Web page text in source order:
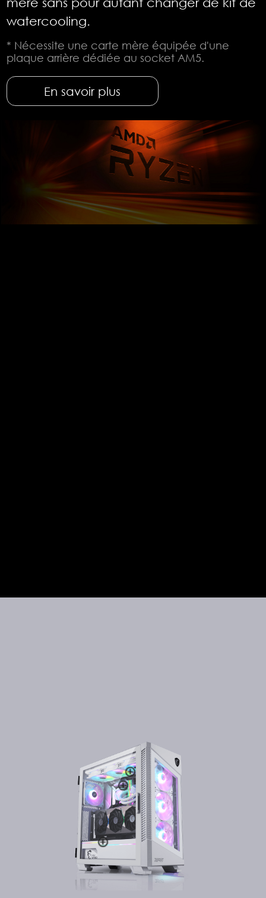
watercooling.
* Nécessite une carte mère équipée d'une
plaque arrière dédiée au socket AM5.
En savoir plus